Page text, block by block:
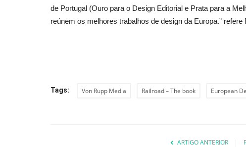
de Portugal (Ouro para o Design Editorial e Prata para a
reúnem os melhores trabalhos de design da Europa.” refere
Tags: Von Rupp Media Railroad – The book European
ARTIGO ANTERIOR